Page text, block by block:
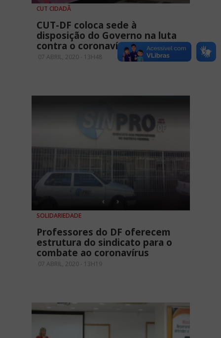
CUT CIDADÃ
CUT-DF coloca sede à
disposição do Governo na luta
contra o coronavírus
07 ABRIL, 2020 - 13H48
SOLIDARIEDADE
Professores do DF oferecem
estrutura do sindicato para o
combate ao coronavírus
07 ABRIL, 2020 - 13H19